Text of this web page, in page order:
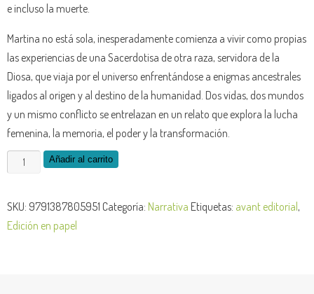
e incluso la muerte.
Martina no está sola, inesperadamente comienza a vivir como propias
las experiencias de una Sacerdotisa de otra raza, servidora de la
Diosa, que viaja por el universo enfrentándose a enigmas ancestrales
ligados al origen y al destino de la humanidad. Dos vidas, dos mundos
y un mismo conflicto se entrelazan en un relato que explora la lucha
femenina, la memoria, el poder y la transformación.
Añadir al carrito
SKU: 9791387805951 Categoría: Narrativa Etiquetas: avant editorial,
Edición en papel